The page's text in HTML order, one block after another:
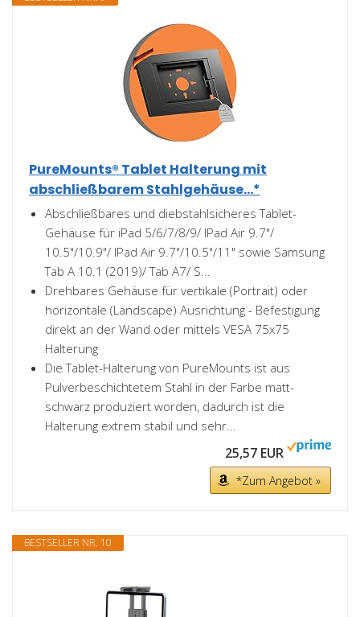
PureMounts® Tablet Halterung mit
abschließbarem Stahlgehäuse...*
Abschließbares und diebstahlsicheres Tablet-
Gehäuse für iPad 5/6/7/8/9/ IPad Air 9.7"/
10.5"/10.9"/ IPad Air 9.7"/10.5"/11" sowie Samsung
Tab A 10.1 (2019)/ Tab A7/ S...
Drehbares Gehäuse für vertikale (Portrait) oder
horizontale (Landscape) Ausrichtung - Befestigung
direkt an der Wand oder mittels VESA 75x75
Halterung
Die Tablet-Halterung von PureMounts ist aus
Pulverbeschichtetem Stahl in der Farbe matt-
schwarz produziert worden, dadurch ist die
Halterung extrem stabil und sehr...
25,57 EUR
*Zum Angebot »
BESTSELLER NR. 10